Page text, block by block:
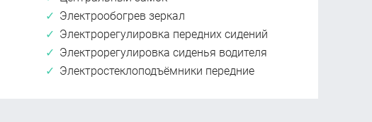
Электрообогрев зеркал
Электрорегулировка передних сидений
Электрорегулировка сиденья водителя
Электростеклоподъёмники передние